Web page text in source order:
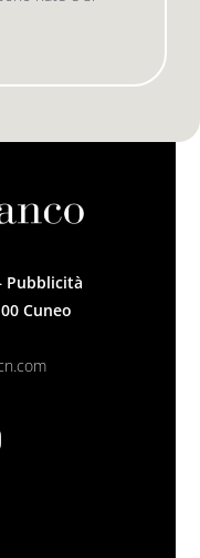
Pubblicità
Cuneo